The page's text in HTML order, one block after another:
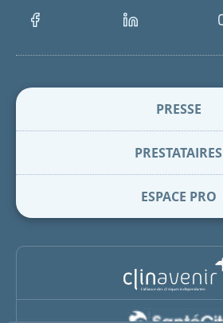
Facebook LinkedIn
PRESSE
PRESTATAIRES
ESPACE PRO